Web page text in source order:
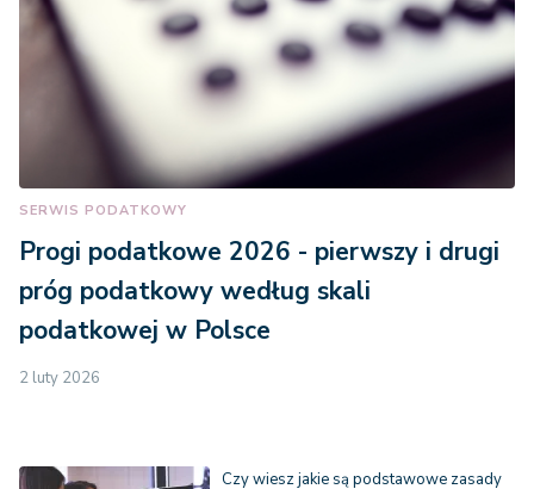
SERWIS PODATKOWY
Progi podatkowe 2026 - pierwszy i drugi
próg podatkowy według skali
podatkowej w Polsce
2 luty 2026
Czy wiesz jakie są podstawowe zasady